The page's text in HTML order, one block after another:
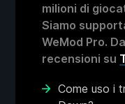
milioni di
Siamo
WeMod Pro.
recensioni su
Come uso i